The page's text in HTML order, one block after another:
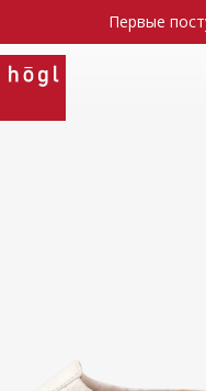
Первые